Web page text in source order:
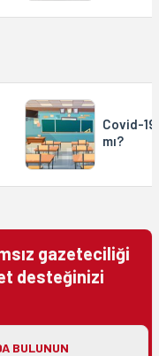
Covid-
mı?
gazeteciliği
desteğinizi
BULUNUN